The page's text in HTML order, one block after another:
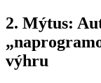
2. Mýtus:
výhru